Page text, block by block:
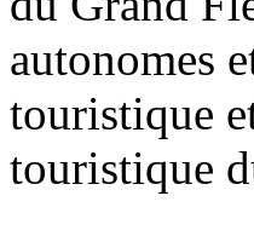
autonomes
touristique
touristique